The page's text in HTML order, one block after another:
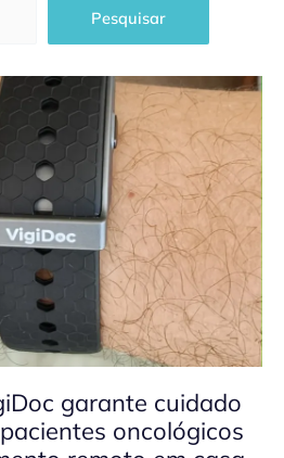
Pesquisar
garante cuidado
oncológicos